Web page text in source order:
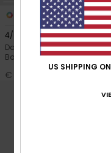
4/3 Rise Natural
Dames Bruin Wetsuit met
Borstrits
€ 270,00
US SHIPPING